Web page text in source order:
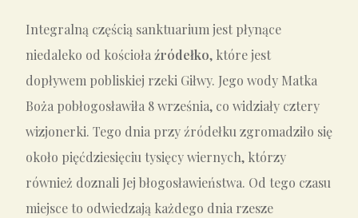
Integralną częścią sanktuarium jest płynące
niedaleko od kościołaźródełko, które jest
dopływem pobliskiej rzeki Giłwy. Jego wody Matka
Boża pobłogosławiła 8 września, co widziały cztery
wizjonerki. Tego dnia przy źródełku zgromadziło się
około pięćdziesięciu tysięcy wiernych, którzy
również doznali Jej błogosławieństwa. Od tego czasu
miejsce to odwiedzają każdego dnia rzesze